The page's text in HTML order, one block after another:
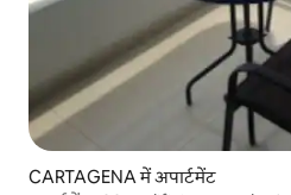
CARTAGENA में अपार्टमेंट